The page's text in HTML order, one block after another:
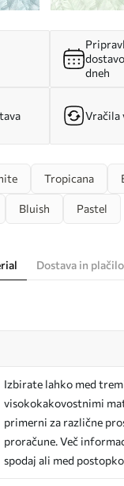
dneh
Vračila
Tropicana
Bluish Pastel
Dostava in plačilo
Izbirate lahko med
visokokakovostnimi
primerni za različne
proračune. Več
spodaj ali med